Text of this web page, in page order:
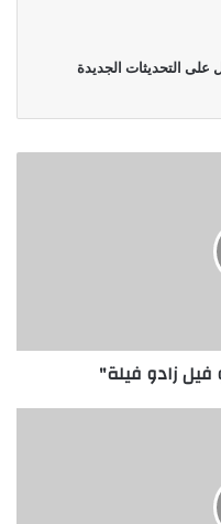
على التحديثات الجديدة
زادو فيلة"